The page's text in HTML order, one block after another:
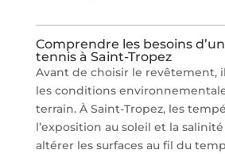
Comprendre les besoins
tennis à Saint-Tropez
Avant de choisir le revêtement,
les conditions
terrain. À Saint-Tropez, les
l’exposition au soleil et la
altérer les surfaces au fil du